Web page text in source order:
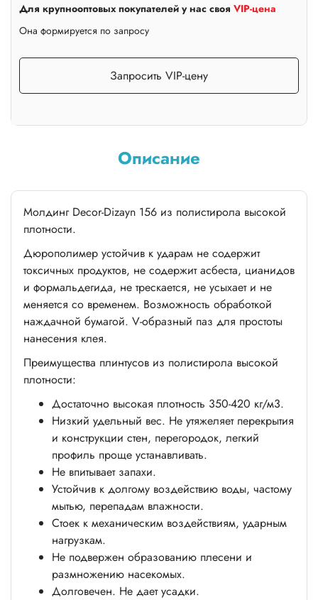
Для крупнооптовых покупателей у нас своя VIP-цена
Она формируется по запросу
Запросить VIP-цену
Описание
Молдинг Decor-Dizayn 156 из полистирола высокой
плотности.
Дюрополимер устойчив к ударам не содержит
токсичных продуктов, не содержит асбеста, цианидов
и формальдегида, не трескается, не усыхает и не
меняется со временем. Возможность обработкой
наждачной бумагой. V-образный паз для простоты
нанесения клея.
Преимущества плинтусов из полистирола высокой
плотности:
Достаточно высокая плотность 350-420 кг/м3.
Низкий удельный вес. Не утяжеляет перекрытия
и конструкции стен, перегородок, легкий
профиль проще устанавливать.
Не впитывает запахи.
Устойчив к долгому воздействию воды, частому
мытью, перепадам влажности.
Стоек к механическим воздействиям, ударным
нагрузкам.
Не подвержен образованию плесени и
размножению насекомых.
Долговечен. Не дает усадки.